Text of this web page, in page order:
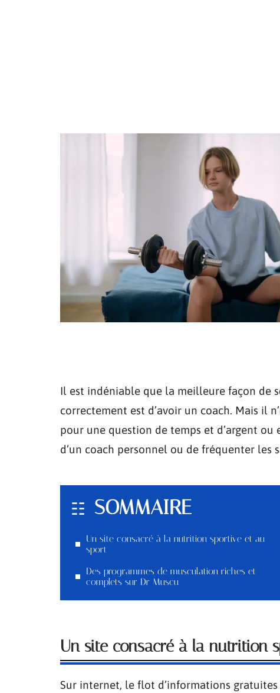
Il est indéniable que la meilleure façon de
correctement est d’avoir un coach. Mais il
pour une question de temps et d’argent ou
d’un coach personnel ou de fréquenter les
SOMMAIRE
Un site consacré à la nutrition sportive et au
sport
Des programmes de musculation riches et
complets sur Dr Muscu
Un site consacré à la nutrition
Sur internet, le flot d’informations